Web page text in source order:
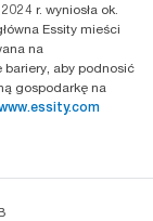
r. wyniosła ok.
Essity mieści
na
bariery, aby podnosić
gospodarkę na